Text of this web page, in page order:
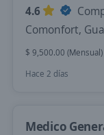
4.6
Comonfort,
$ 9,500.00 (Mensual)
Hace 2 días
Medico